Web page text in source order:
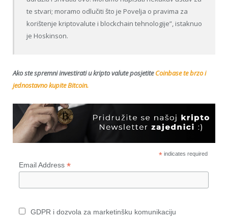
te stvari; moramo odlučiti što je Povelja o pravima za
korištenje kriptovalute i blockchain tehnologije”, istaknuo
je Hoskinson.
Ako ste spremni investirati u kripto valute posjetiteCoinbase te brzo i
jednostavno kupite Bitcoin.
*indicates required
Email Address *
GDPR i dozvola za marketinšku komunikaciju